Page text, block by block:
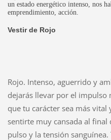
un estado energético intenso, nos
emprendimiento, acción.
Vestir de Rojo
Rojo. Intenso, aguerrido y
dejarás llevar por el impulso
que tu carácter sea más
sentirte muy cansada al final
pulso y la tensión